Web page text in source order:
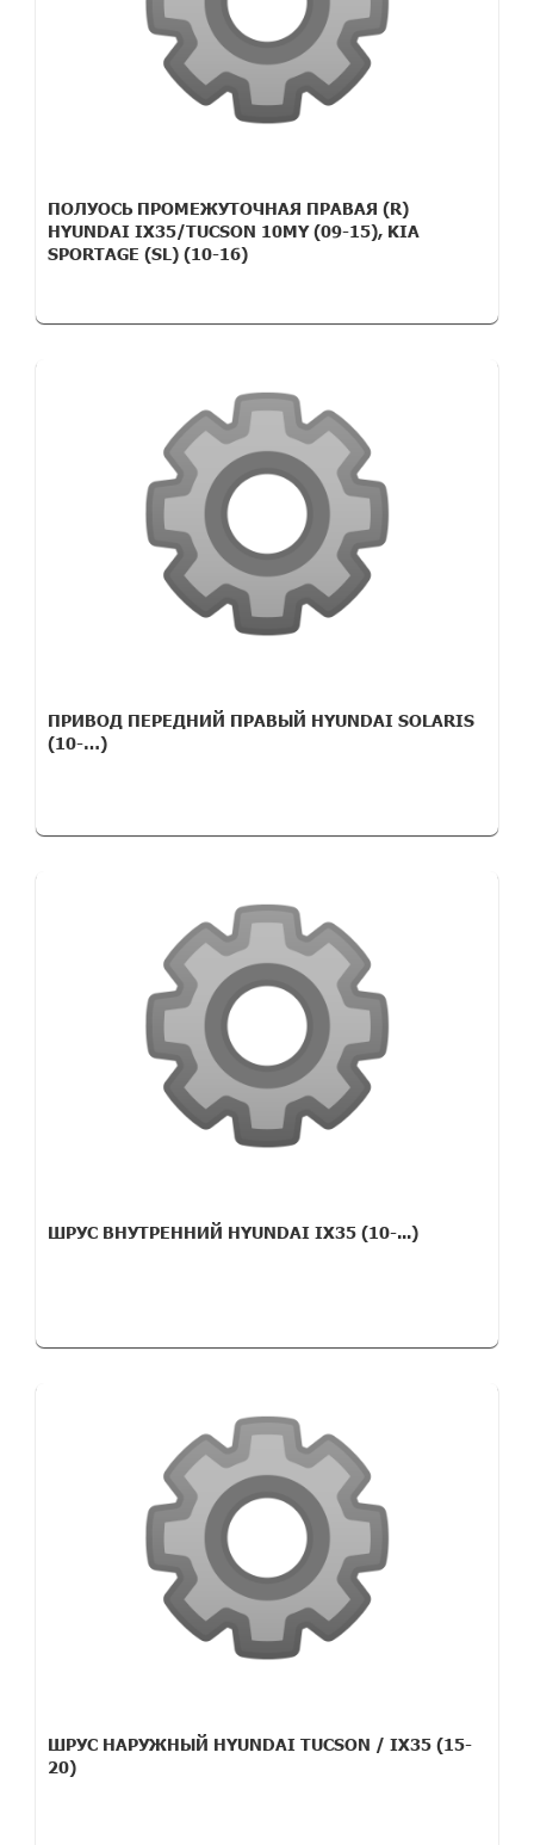
ПОЛУОСЬ ПРОМЕЖУТОЧНАЯ ПРАВАЯ (R)
HYUNDAI IX35/TUCSON 10MY (09-15), KIA
SPORTAGE (SL) (10-16)
ПРИВОД ПЕРЕДНИЙ ПРАВЫЙ HYUNDAI SOLARIS
(10-…)
ШРУС ВНУТРЕННИЙ HYUNDAI IX35 (10-...)
ШРУС НАРУЖНЫЙ HYUNDAI TUCSON / IX35 (15-
20)